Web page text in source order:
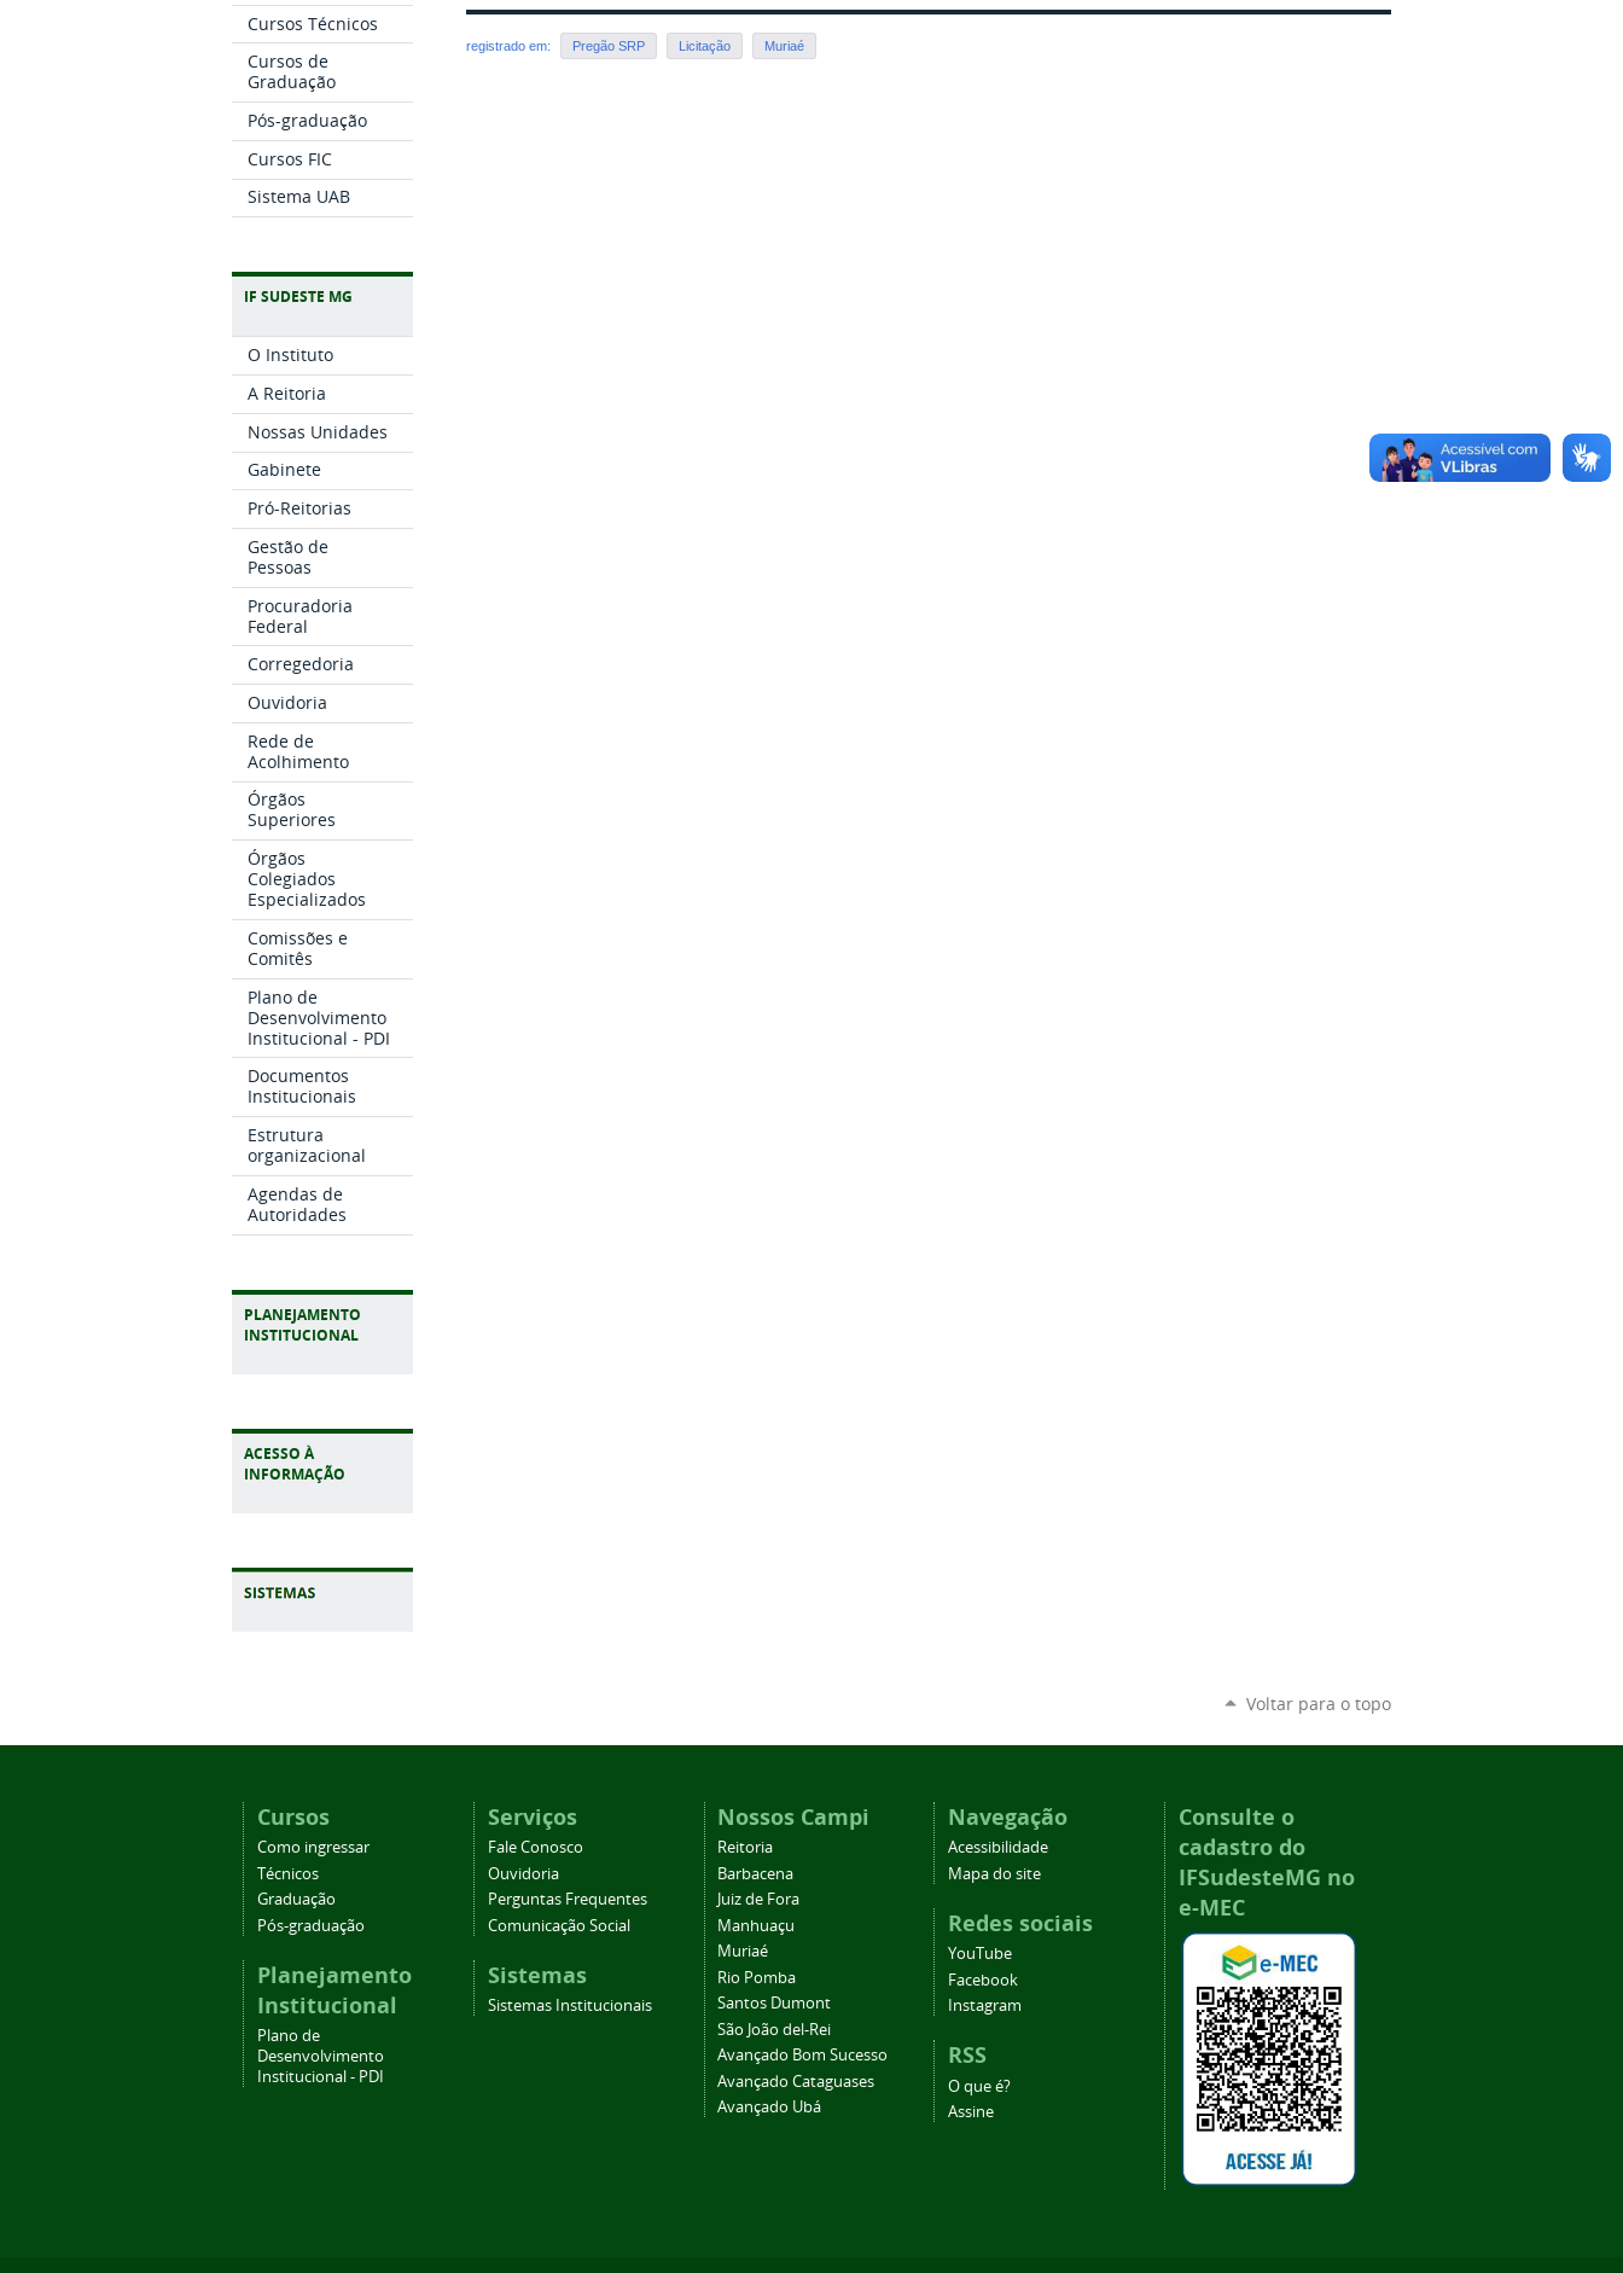
Cursos Técnicos
Cursos de
Graduação
Pós-graduação
Cursos FIC
Sistema UAB
IF SUDESTE MG
O Instituto
A Reitoria
Nossas Unidades
Gabinete
Pró-Reitorias
Gestão de
Pessoas
Procuradoria
Federal
Corregedoria
Ouvidoria
Rede de
Acolhimento
Órgãos
Superiores
Órgãos
Colegiados
Especializados
Comissões e
Comitês
Plano de
Desenvolvimento
Institucional - PDI
Documentos
Institucionais
Estrutura
organizacional
Agendas de
Autoridades
PLANEJAMENTO
INSTITUCIONAL
ACESSO À
INFORMAÇÃO
registrado em: Pregão SRP Licitação Muriaé
Voltar para o topo
Cursos
Como ingressar
Técnicos
Graduação
Pós-graduação
Planejamento
Institucional
Plano de
Desenvolvimento
Institucional - PDI
Serviços
Fale Conosco
Ouvidoria
Perguntas Frequentes
Comunicação Social
Sistemas
Sistemas Institucionais
Nossos Campi
Reitoria
Barbacena
Juiz de Fora
Manhuaçu
Muriaé
Rio Pomba
Santos Dumont
São João del-Rei
Avançado Bom Sucesso
Avançado Cataguases
Avançado Ubá
Navegação
Acessibilidade
Mapa do site
Redes sociais
YouTube
Facebook
Instagram
RSS
O que é?
Assine
Consulte o
cadastro do
IFSudesteMG no
e-MEC